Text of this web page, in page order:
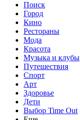
Поиск
Город
Кино
Рестораны
Мода
Красота
Музыка и клубы
Путешествия
Спорт
Арт
Здоровье
Дети
Выбор Time Out